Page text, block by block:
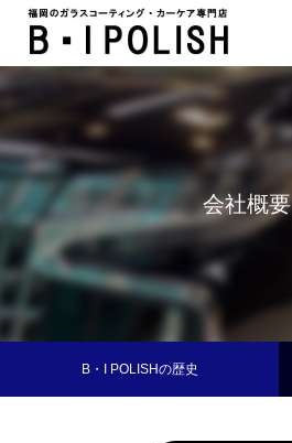
カテゴリー1会社概要
B・I POLISHの歴史